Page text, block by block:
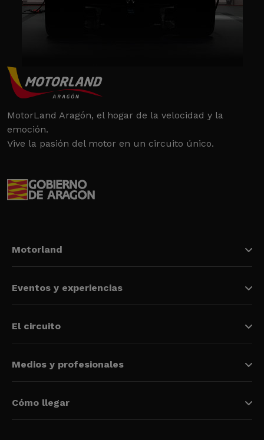
MotorLand Aragón, el hogar de la velocidad y la
emoción.
Vive la pasión del motor en un circuito único.
Motorland
Eventos y experiencias
El circuito
Medios y profesionales
Cómo llegar